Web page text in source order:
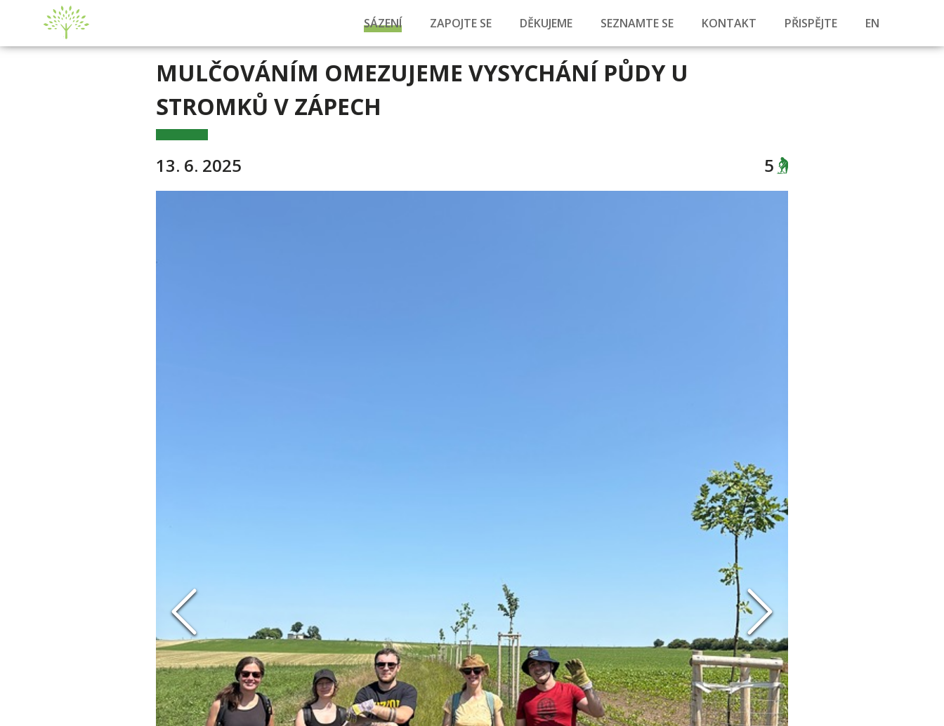
SÁZENÍ ZAPOJTE SE DĚKUJEME SEZNAMTE SE KONTAKT PŘISPĚJTE EN
MULČOVÁNÍM OMEZUJEME VYSYCHÁNÍ PŮDY U
STROMKŮ V ZÁPECH
13. 6. 2025 5